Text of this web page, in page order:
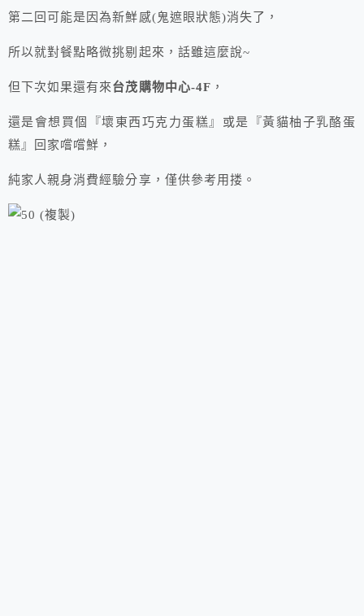
第二回可能是因為新鮮感(鬼遮眼狀態)消失了，
所以就對餐點略微挑剔起來，話雖這麼說~
但下次如果還有來台茂購物中心-4F ，
還是會想買個『壞東西巧克力蛋糕』或是『黃貓柚子乳酪蛋
糕』回家嚐嚐鮮，
純家人親身消費經驗分享，僅供參考用搂。